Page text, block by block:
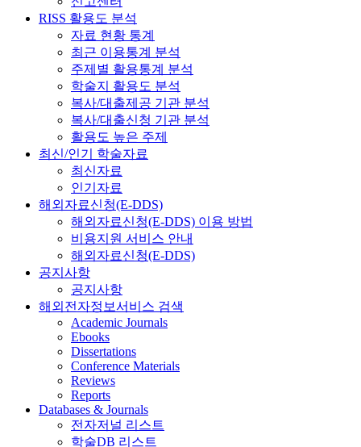
RISS 활용도 분석
자료 현황 통계
최근 이용통계 분석
주제별 활용통계 분석
학술지 활용도 분석
복사/대출제공 기관 분석
복사/대출신청 기관 분석
활용도 높은 주제
최신/인기 학술자료
최신자료
인기자료
해외자료신청(E-DDS)
해외자료신청(E-DDS) 이용 방법
비용지원 서비스 안내
해외자료신청(E-DDS)
공지사항
공지사항
해외전자정보서비스 검색
Academic Journals
Ebooks
Dissertations
Conference Materials
Reviews
Reports
Databases & Journals
전자저널 리스트
학술DB 리스트